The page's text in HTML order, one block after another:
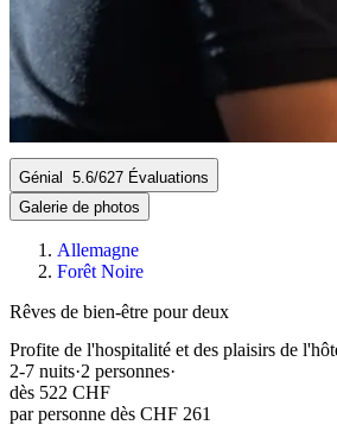
Génial 5.6/627 Évaluations
Galerie de photos
Allemagne
Forêt Noire
Rêves de bien-être pour deux
Profite de l'hospitalité et des plaisirs de
2-7 nuits·2 personnes·
dès 522 CHF
par personne dès CHF 261